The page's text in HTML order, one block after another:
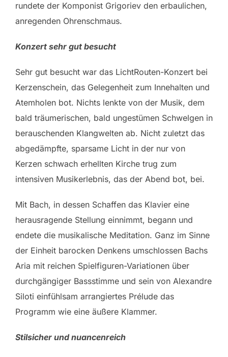
rundete der Komponist Grigoriev den erbaulichen,
anregenden Ohrenschmaus.
Konzert sehr gut besucht
Sehr gut besucht war das LichtRouten-Konzert bei
Kerzenschein, das Gelegenheit zum Innehalten und
Atemholen bot. Nichts lenkte von der Musik, dem
bald träumerischen, bald ungestümen Schwelgen in
berauschenden Klangwelten ab. Nicht zuletzt das
abgedämpfte, sparsame Licht in der nur von
Kerzen schwach erhellten Kirche trug zum
intensiven Musikerlebnis, das der Abend bot, bei.
Mit Bach, in dessen Schaffen das Klavier eine
herausragende Stellung einnimmt, begann und
endete die musikalische Meditation. Ganz im Sinne
der Einheit barocken Denkens umschlossen Bachs
Aria mit reichen Spielfiguren-Variationen über
durchgängiger Bassstimme und sein von Alexandre
Siloti einfühlsam arrangiertes Prélude das
Programm wie eine äußere Klammer.
Stilsicher und nuancenreich